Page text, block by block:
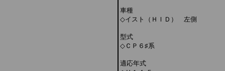
車種
◇イスト（ＨＩＤ） 左側
型式
◇ＣＰ６♯系
適応年式